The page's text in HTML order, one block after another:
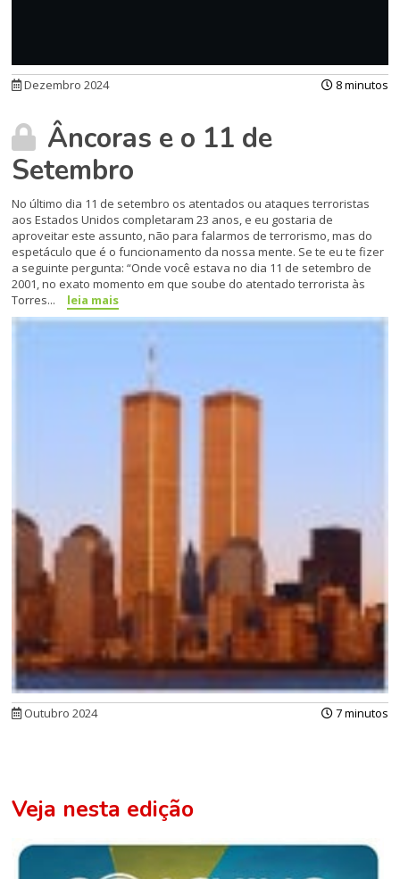
Dezembro 2024 8 minutos
Âncoras e o 11 de
Setembro
No último dia 11 de setembro os atentados ou ataques terroristas
aos Estados Unidos completaram 23 anos, e eu gostaria de
aproveitar este assunto, não para falarmos de terrorismo, mas do
espetáculo que é o funcionamento da nossa mente. Se te eu te fizer
a seguinte pergunta: “Onde você estava no dia 11 de setembro de
2001, no exato momento em que soube do atentado terrorista às
Torres...
leia mais
Outubro 2024 7 minutos
Veja nesta edição